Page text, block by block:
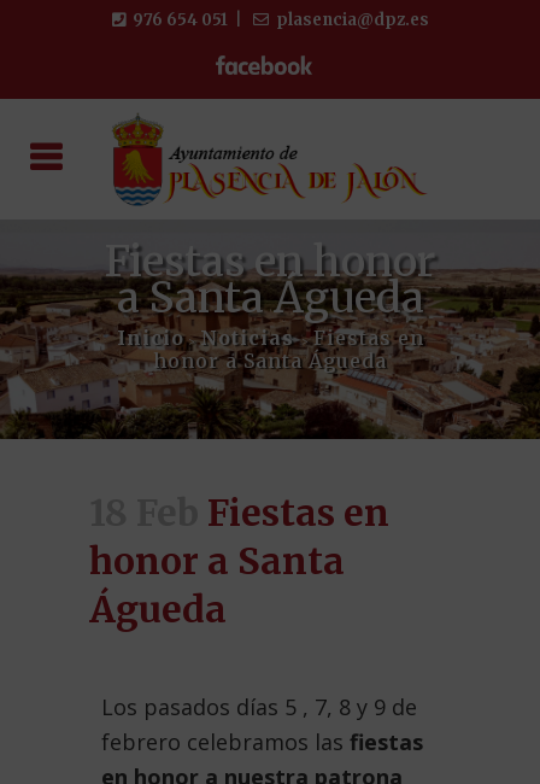
976 654 051 plasencia@dpz.es
Fiestas en honor
a Santa Águeda
Inicio >Noticias >Fiestas en
honor a Santa Águeda
Fiestas en
honor a Santa
Águeda
Los pasados días 5 , 7, 8 y 9 de
febrero celebramos las fiestas
en honor a nuestra patrona